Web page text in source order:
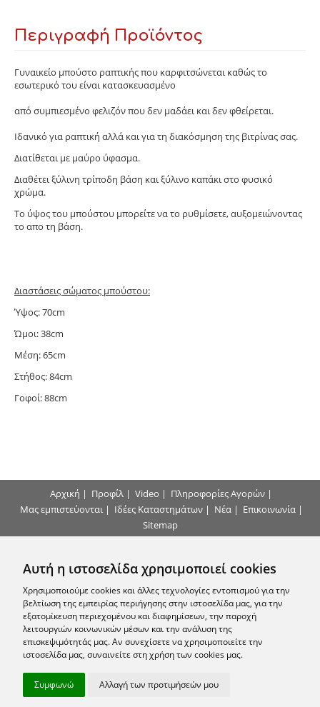
Αυτή η ιστοσελίδα χρησιμοποιεί cookies
Χρησιμοποιούμε cookies και άλλες τεχνολογίες εντοπισμού για την
βελτίωση της εμπειρίας περιήγησης στην ιστοσελίδα μας, για την
εξατομίκευση περιεχομένου και διαφημίσεων, την παροχή
λειτουργιών κοινωνικών μέσων και την ανάλυση της
επισκεψιμότητάς μας. Αν συνεχίσετε να χρησιμοποιείτε την
ιστοσελίδα μας, συναινείτε στη χρήση των cookies μας.
Συμφωνώ Αλλαγή των προτιμήσεών μου
Περιγραφή Προϊόντος
Γυναικείο μπούστο ραπτικής που καρφιτσώνεται καθώς το
εσωτερικό του είναι κατασκευασμένο
από συμπιεσμένο φελιζόν που δεν μαδάει και δεν φθείρεται.
Ιδανικό για ραπτική αλλά και για τη διακόσμηση της βιτρίνας σας.
Διατίθεται με μαύρο ύφασμα.
Διαθέτει ξύλινη τρίποδη βάση και ξύλινο καπάκι στο φυσικό
χρώμα.
Το ύψος του μπούστου μπορείτε να το ρυθμίσετε, αυξομειώνοντας
το απο τη βάση.
Διαστάσεις σώματος μπούστου:
Ύψος: 70cm
Ώμοι: 38cm
Μέση: 65cm
Στήθος: 84cm
Γοφοί: 88cm
Αρχική | Προφίλ | Video | Πληροφορίες Αγορών |
Μας εμπιστεύονται| Ιδέες Καταστημάτων| Νέα| Επικοινωνία|
Sitemap
Επικοινωνήστε μαζί μας
Εγγραφείτε στο Newsletter μας
Ακολουθήστε μας
© 2010 - 2026 arhon.gr -